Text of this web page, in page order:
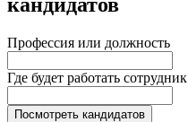
Профессия или должность
Где будет работать сотрудник
Посмотреть кандидатов